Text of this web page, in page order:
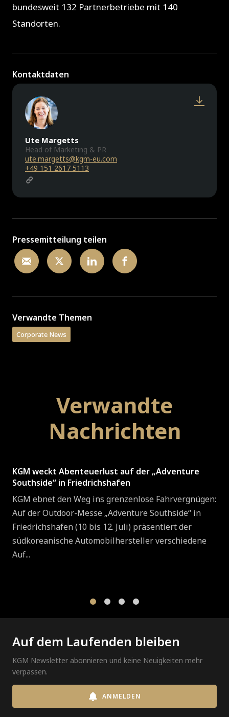
bundesweit 132 Partnerbetriebe mit 140
Standorten.
Kontaktdaten
Ute Margetts
Head of Marketing & PR
ute.margetts@kgm-eu.com
+49 151 2617 5113
Pressemitteilung teilen
Verwandte Themen
Corporate News
Verwandte
Nachrichten
KGM weckt Abenteuerlust auf der „Adventure
Southside“ in Friedrichshafen
KGM ebnet den Weg ins grenzenlose Fahrvergnügen:
Auf der Outdoor-Messe „Adventure Southside“ in
Friedrichshafen (10 bis 12. Juli) präsentiert der
südkoreanische Automobilhersteller verschiedene
Auf...
Auf dem Laufenden bleiben
KGM Newsletter abonnieren und keine Neuigkeiten mehr
verpassen.
ANMELDEN